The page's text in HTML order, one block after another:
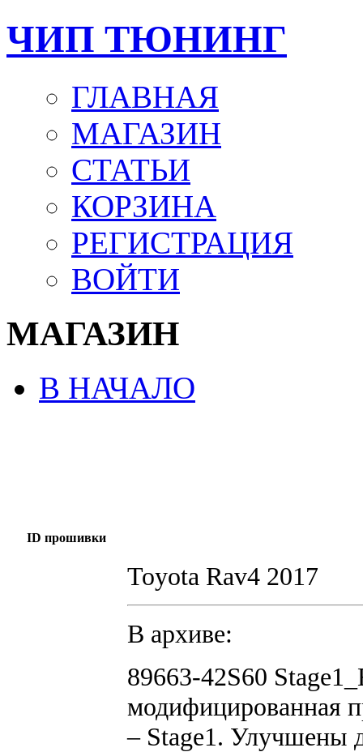
ЧИП ТЮНИНГ
ГЛАВНАЯ
МАГАЗИН
СТАТЬИ
КОРЗИНА
РЕГИСТРАЦИЯ
ВОЙТИ
МАГАЗИН
В НАЧАЛО
ID прошивки
Toyota Rav4 2017
В архиве:
89663-42S60
модифицированная
– Stage1. Улучшены